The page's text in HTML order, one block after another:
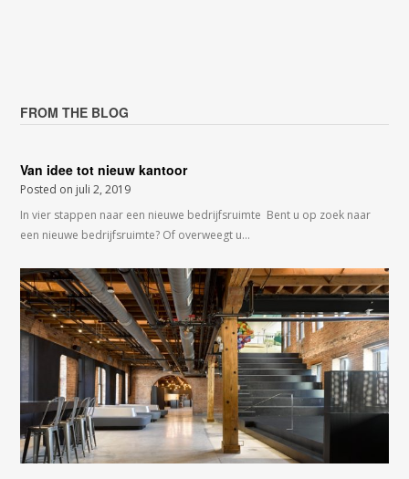
FROM THE BLOG
Van idee tot nieuw kantoor
Posted on juli 2, 2019
In vier stappen naar een nieuwe bedrijfsruimte Bent u op zoek naar
een nieuwe bedrijfsruimte? Of overweegt u…